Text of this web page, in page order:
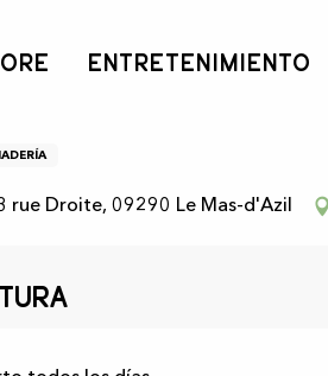
ENTRETENIMIENTO
Flore
rue Droite, 09290 Le Mas-d'Azil